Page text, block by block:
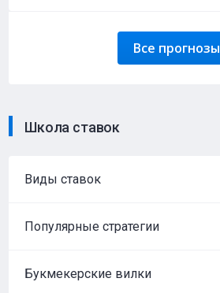
Все прогнозы
Школа ставок
Виды ставок
Популярные стратегии
Букмекерские вилки